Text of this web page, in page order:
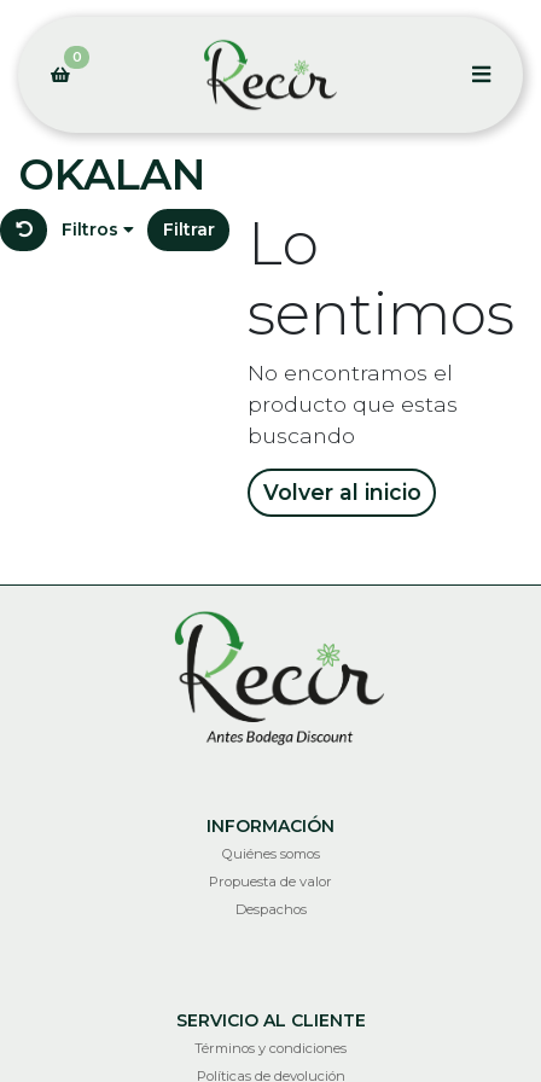
0
OKALAN
Filtros Filtrar
Lo
sentimos
No encontramos el
producto que estas
buscando
Volver al inicio
INFORMACIÓN
Quiénes somos
Propuesta de valor
Despachos
SERVICIO AL CLIENTE
Términos y condiciones
Políticas de devolución